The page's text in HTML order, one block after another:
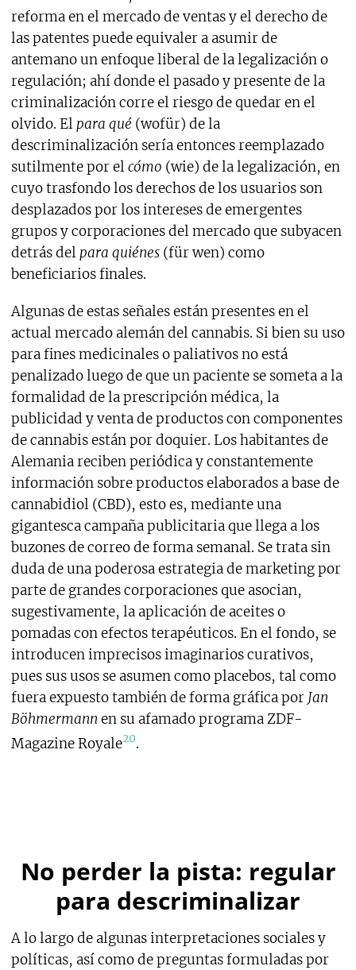
reforma en el mercado de ventas y el derecho de
las patentes puede equivaler a asumir de
antemano un enfoque liberal de la legalización o
regulación; ahí donde el pasado y presente de la
criminalización corre el riesgo de quedar en el
olvido. El para qué (wofür) de la
descriminalización sería entonces reemplazado
sutilmente por elcómo (wie) de la legalización, en
cuyo trasfondo los derechos de los usuarios son
desplazados por los intereses de emergentes
grupos y corporaciones del mercado que subyacen
detrás del para quiénes(für wen) como
beneficiarios finales.
Algunas de estas señales están presentes en el
actual mercado alemán del cannabis. Si bien su uso
para fines medicinales o paliativos no está
penalizado luego de que un paciente se someta a la
formalidad de la prescripción médica, la
publicidad y venta de productos con componentes
de cannabis están por doquier. Los habitantes de
Alemania reciben periódica y constantemente
información sobre productos elaborados a base de
cannabidiol (CBD), esto es, mediante una
gigantesca campaña publicitaria que llega a los
buzones de correo de forma semanal. Se trata sin
duda de una poderosa estrategia de marketing por
parte de grandes corporaciones que asocian,
sugestivamente, la aplicación de aceites o
pomadas con efectos terapéuticos. En el fondo, se
introducen imprecisos imaginarios curativos,
pues sus usos se asumen como placebos, tal como
fuera expuesto también de forma gráfica por Jan
Böhmermann en su afamado programa ZDF-
Magazine Royale20.
No perder la pista: regular
para descriminalizar
A lo largo de algunas interpretaciones sociales y
políticas, así como de preguntas formuladas por